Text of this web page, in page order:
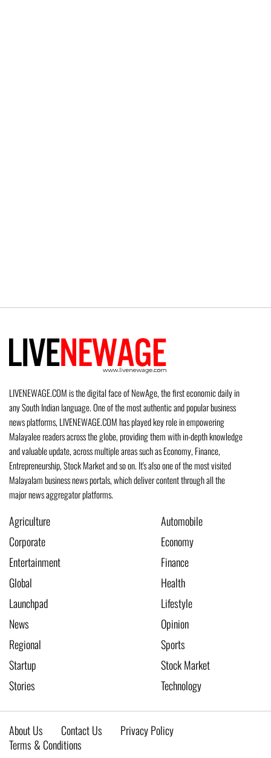
LIVENEWAGE.COM is the digital face of NewAge, the first economic daily in
any South Indian language. One of the most authentic and popular business
news platforms, LIVENEWAGE.COM has played key role in empowering
Malayalee readers across the globe, providing them with in-depth knowledge
and valuable update, across multiple areas such as Economy, Finance,
Entrepreneurship, Stock Market and so on. It's also one of the most visited
Malayalam business news portals, which deliver content through all the
major news aggregator platforms.
Agriculture
Automobile
Corporate
Economy
Entertainment
Finance
Global
Health
Launchpad
Lifestyle
News
Opinion
Regional
Sports
Startup
Stock Market
Stories
Technology
About Us Contact Us
Privacy Policy
Terms & Conditions